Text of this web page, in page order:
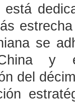
está
se
y
del